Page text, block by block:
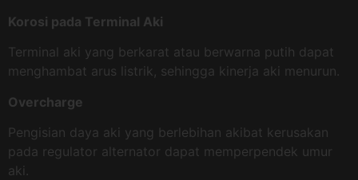
Korosi pada Terminal Aki
Terminal aki yang berkarat atau berwarna putih dapat
menghambat arus listrik, sehingga kinerja aki menurun.
Overcharge
Pengisian daya aki yang berlebihan akibat kerusakan
pada regulator alternator dapat memperpendek umur
aki.